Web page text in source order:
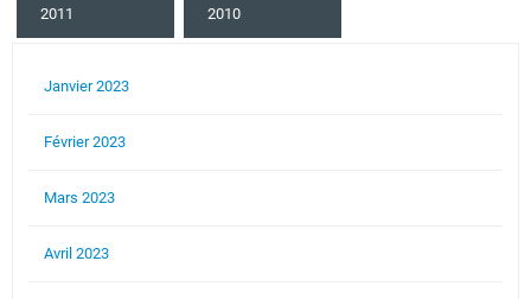
2011 2010
Janvier 2023
Février 2023
Mars 2023
Avril 2023